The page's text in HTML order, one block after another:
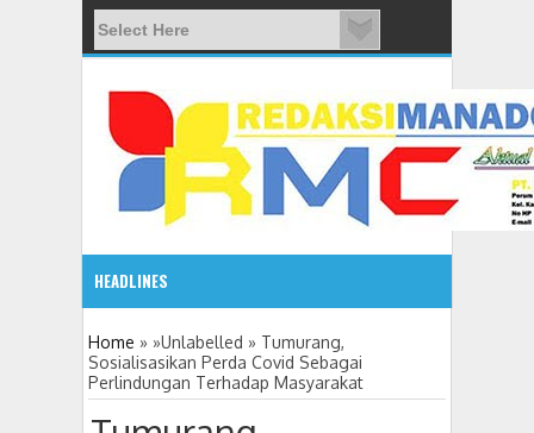
HEADLINES
08:03 AM
ADVETORIAL JONRU GANTIKAN MONO PIMPIN DPRD
Home » »Unlabelled » Tumurang,
Sosialisasikan Perda Covid Sebagai
Perlindungan Terhadap Masyarakat